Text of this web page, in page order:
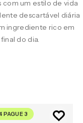
um estilo de vida
descartável diária
ingrediente rico em
do dia.
PAGUE 3